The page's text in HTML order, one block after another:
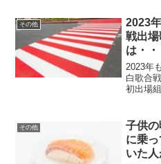
その他
2023
戦出
は・・
2023年
白歌合
初出場
た。
その他
子供の
に乗
いた